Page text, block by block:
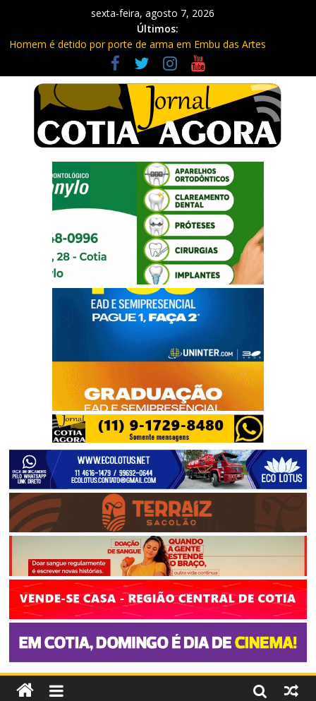
sexta-feira, agosto 7, 2026
Últimos:
Homem é detido por porte de arma em Embu das Artes
Carretas da Capacitação trazem cursos gratuitos para Cotia e
Vargem Grande
Traficante é preso com quase 400 porções de drogas no Jardim
Rosemeire
Radares de Cotia vão passar por manutenção e vias serão
interditadas